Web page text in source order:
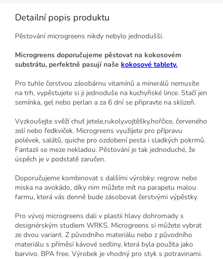
Detailní popis produktu
Pěstování microgreens nikdy nebylo jednodušší.
Microgreens doporučujeme pěstovat na kokosovém
substrátu, perfektně pasují naše kokosové tablety.
Pro tuhle čerstvou zásobárnu vitamínů a minerálů nemusíte
na trh, vypěstujete si ji jednoduše na kuchyňské lince. Stačí jen
semínka, gel nebo perlan a za 6 dní se připravte na sklizeň.
Vyzkoušejte svěží chuť jetele,rukoly,vojtěšky,hořčice, červeného
zelí nebo ředkviček. Microgreens využijete pro přípravu
polévek, salátů, quiche pro ozdobení pesta i sladkých pokrmů.
Fantazii se meze nekladou. Pěstování je tak jednoduché, že
úspěch je v podstatě zaručen.
Doporučujeme kombinovat s dalšími výrobky: regrow nebo
miska na avokádo, díky nim můžete mít na parapetu malou
farmu, která vás denně bude zásobovat čerstvými výpěstky.
Pro vývoj microgreens dali v plastii hlavy dohromady s
designérským studiem WRKS. Microgreens si můžete vybrat
ze dvou variant. Z původního materiálu nebo z původního
materiálu s příměsí kávové sedliny, která byla použita jako
barvivo. BPA free. Výrobek je vhodný pro styk s potravinami.